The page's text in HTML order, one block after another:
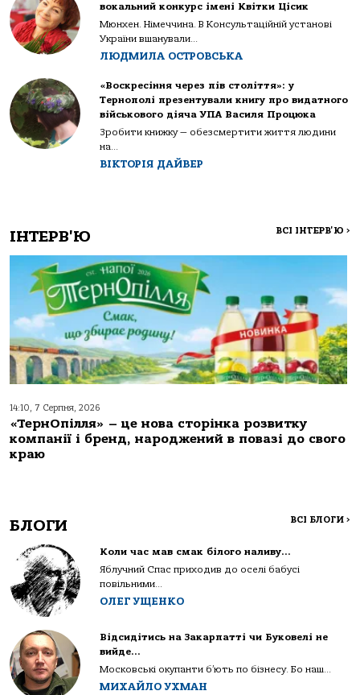
вокальний конкурс імені Квітки Цісик
Мюнхен. Німеччина. В Консультаційній установі
України вшанували...
ЛЮДМИЛА ОСТРОВСЬКА
«Воскресіння через пів століття»: у
Тернополі презентували книгу про видатного
військового діяча УПА Василя Процюка
Зробити книжку — обезсмертити життя людини
на...
ВІКТОРІЯ ДАЙВЕР
ІНТЕРВ'Ю ВСІ ІНТЕРВ'Ю >
14:10, 7 Серпня, 2026
«ТернОпілля» – це нова сторінка розвитку
компанії і бренд, народжений в повазі до свого
краю
БЛОГИ ВСІ БЛОГИ >
Коли час мав смак білого наливу…
Яблучний Спас приходив до оселі бабусі
повільними...
ОЛЕГ УЩЕНКО
Відсидітись на Закарпатті чи Буковелі не
вийде…
Московські окупанти б’ють по бізнесу. Бо наш...
МИХАЙЛО УХМАН